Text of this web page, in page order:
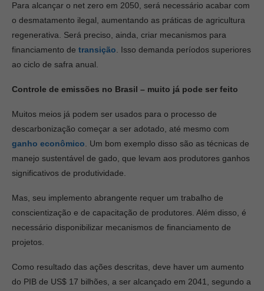
Para alcançar o net zero em 2050, será necessário acabar com
o desmatamento ilegal, aumentando as práticas de agricultura
regenerativa. Será preciso, ainda, criar mecanismos para
financiamento de transição . Isso demanda períodos superiores
ao ciclo de safra anual.
Controle de emissões no Brasil – muito já pode ser feito
Muitos meios já podem ser usados para o processo de
descarbonização começar a ser adotado, até mesmo com
ganho econômico . Um bom exemplo disso são as técnicas de
manejo sustentável de gado, que levam aos produtores ganhos
significativos de produtividade.
Mas, seu implemento abrangente requer um trabalho de
conscientização e de capacitação de produtores. Além disso, é
necessário disponibilizar mecanismos de financiamento de
projetos.
Como resultado das ações descritas, deve haver um aumento
do PIB de US$ 17 bilhões, a ser alcançado em 2041, segundo a